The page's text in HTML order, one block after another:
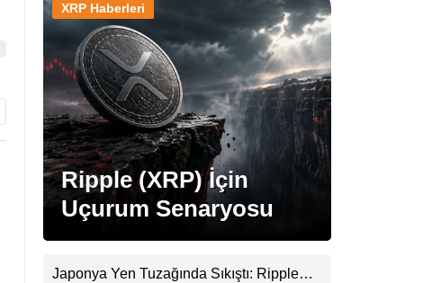
Facebook
Instagram
Ripple (XRP) İçin
Uçurum Senaryosu
XRP Haberleri
Japonya Yen Tuzağında Sıkıştı: Ripple